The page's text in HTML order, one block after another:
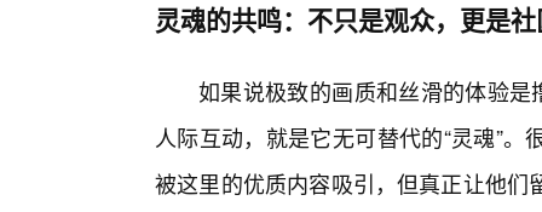
灵魂的共鸣：不只是观众，更是
如果说极致的画质和丝滑的体验是
人际互动，就是它无可替代的“灵魂”
被这里的优质内容吸引，但真正让他